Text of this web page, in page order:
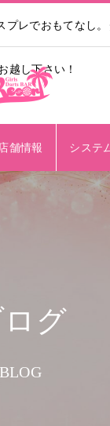
レでおもてなし
越し下さい！
店舗情報 システ
グ
BLOG